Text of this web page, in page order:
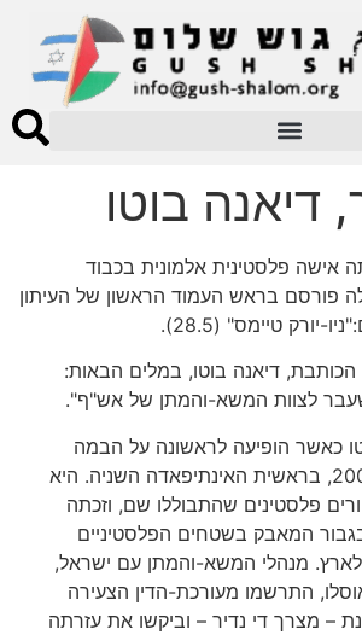
דיאנה בוטו
אישה פלסטינית אלמונית בכבוד
פורסם בראש העמוד הראשון של העיתון
יורק טיימס" (28.5).
דיאנה בוטו, במלים הבאות:
לצוות המשא-והמתן של אש"ף".
כאשר הופיעה לראשונה על הבמה
הפלסטינית בשנת 2000, בראשית האינתיפאדה השניה. היא
פלסטינים שהתבוללו שם, וזכתה
המאבק בשטחים הפלסטיניים
מנהלי המשא-והמתן עם ישראל,
התרשמו מעורכת-הדין הצעירה
– מצרך די נדיר – וביקשו את עזרתה